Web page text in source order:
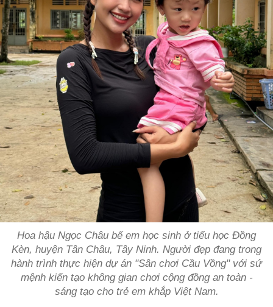
Hoa hậu Ngọc Châu bế em học sinh ở tiểu học Đồng
Kèn, huyện Tân Châu, Tây Ninh. Người đẹp đang trong
hành trình thực hiện dự án "Sân chơi Cầu Vồng" với sứ
mệnh kiến tạo không gian chơi cộng đồng an toàn -
sáng tạo cho trẻ em khắp Việt Nam.